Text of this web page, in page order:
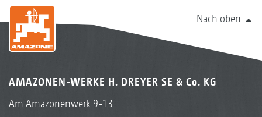
Nach oben
AMAZONEN-WERKE H. DREYER SE & Co. KG
Am Amazonenwerk 9-13